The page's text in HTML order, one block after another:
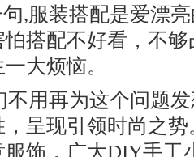
,服装搭配是爱漂
搭配不好看，不
大烦恼。
不用再为这个问题
呈现引领时尚之
饰，广大DIY手工